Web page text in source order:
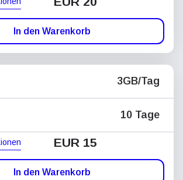
In den Warenkorb
3GB/Tag
10 Tage
EUR 15
In den Warenkorb